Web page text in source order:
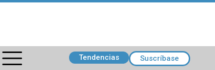
Tendencias Suscríbase